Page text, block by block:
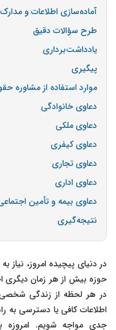
آماده‌سازی اطلاعات و مدارک
طرح سؤالات دقیق
یادداشت‌برداری
پیگیری
موارد استفاده از مشاوره
دعاوی خانوادگی
دعاوی ملکی
دعاوی کیفری
دعاوی تجاری
دعاوی اداری
دعاوی بیمه و تأمین
نتیجه‌گیری
در دنیای پیچیده امروز،
حوزه بیش از هر زمان
در هر لحظه از زندگی شخصی
اطلاعات کافی یا دسترسی
جدی مواجه شویم. امروزه